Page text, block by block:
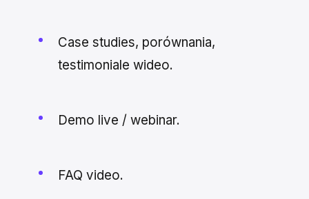
Case studies, porównania,
testimoniale wideo.
Demo live / webinar.
FAQ video.